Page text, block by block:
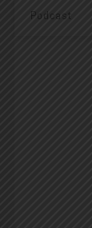
Podcast